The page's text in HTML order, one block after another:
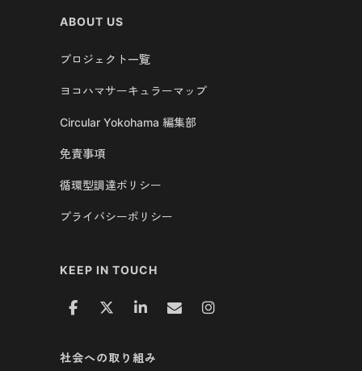
ABOUT US
プロジェクト一覧
ヨコハマサーキュラーマップ
Circular Yokohama 編集部
免責事項
循環型調達ポリシー
プライバシーポリシー
KEEP IN TOUCH
社会への取り組み